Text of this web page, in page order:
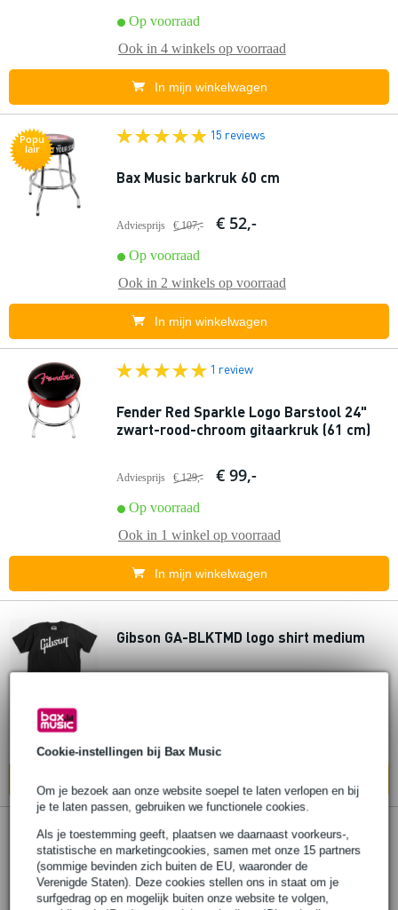
Cookie-instellingen bij Bax Music
Om je bezoek aan onze website soepel te laten verlopen en bij
je te laten passen, gebruiken we functionele cookies.
Als je toestemming geeft, plaatsen we daarnaast voorkeurs-,
statistische en marketingcookies, samen met onze 15 partners
(sommige bevinden zich buiten de EU, waaronder de
Verenigde Staten). Deze cookies stellen ons in staat om je
surfgedrag op en mogelijk buiten onze website te volgen,
Op voorraad
Ook in 4 winkels op voorraad
In mijn winkelwagen
Popu
lair
15 reviews
Bax Music barkruk 60 cm
Adviesprijs € 107,- € 52,-
Op voorraad
Ook in 2 winkels op voorraad
In mijn winkelwagen
1 review
Fender Red Sparkle Logo Barstool 24"
zwart-rood-chroom gitaarkruk (61 cm)
Adviesprijs € 129,- € 99,-
Op voorraad
Ook in 1 winkel op voorraad
In mijn winkelwagen
Gibson GA-BLKTMD logo shirt medium
Gibson GA-BLKTXL logo shirt extra large
€ 34,-